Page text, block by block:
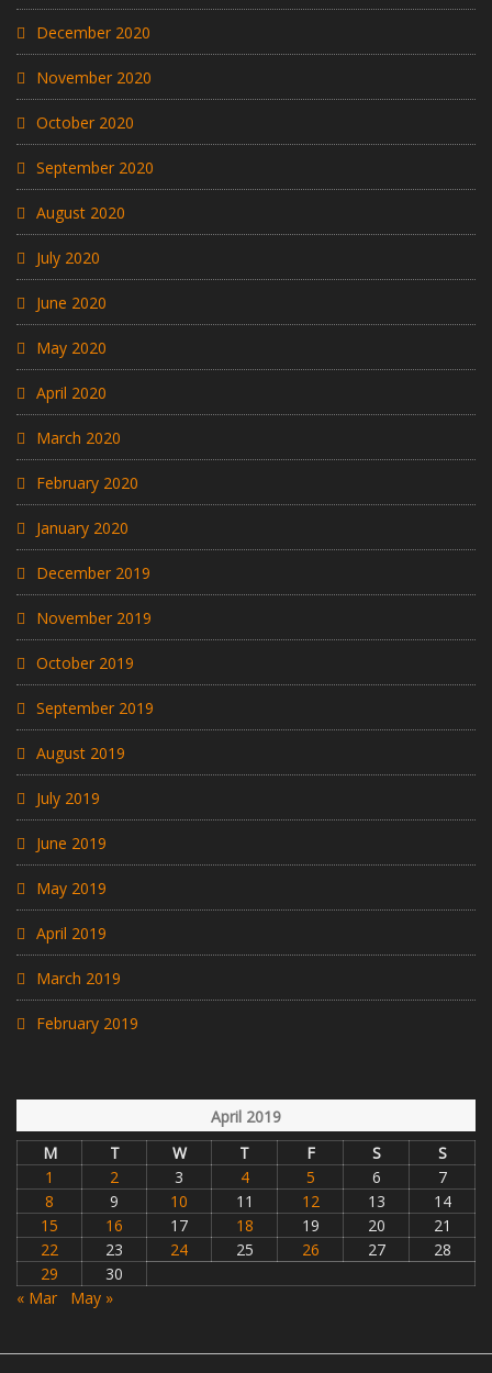
December 2020
November 2020
October 2020
September 2020
August 2020
July 2020
June 2020
May 2020
April 2020
March 2020
February 2020
January 2020
December 2019
November 2019
October 2019
September 2019
August 2019
July 2019
June 2019
May 2019
April 2019
March 2019
February 2019
April 2019
M
T W T F S
S
1
2 3 4 5 6
7
8
9 10 11 12 13
14
15
16 17 18 19 20
21
22
23 24 25 26 27
28
29
30
« Mar
May »